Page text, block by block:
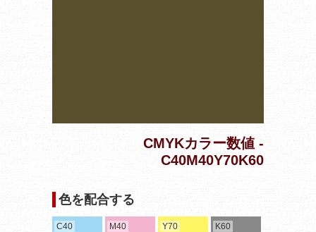
CMYKカラー数値 -
C40M40Y70K60
色を配合する
C40 M40 Y70 K60